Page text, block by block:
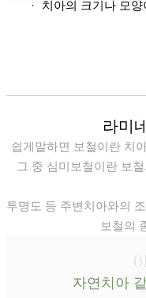
· 치아의 크기나 모
라미
쉽게말하면 보철이란 치
그 중 심미보철이란 보
투명도 등 주변치아와의
보철의
01
자연치아